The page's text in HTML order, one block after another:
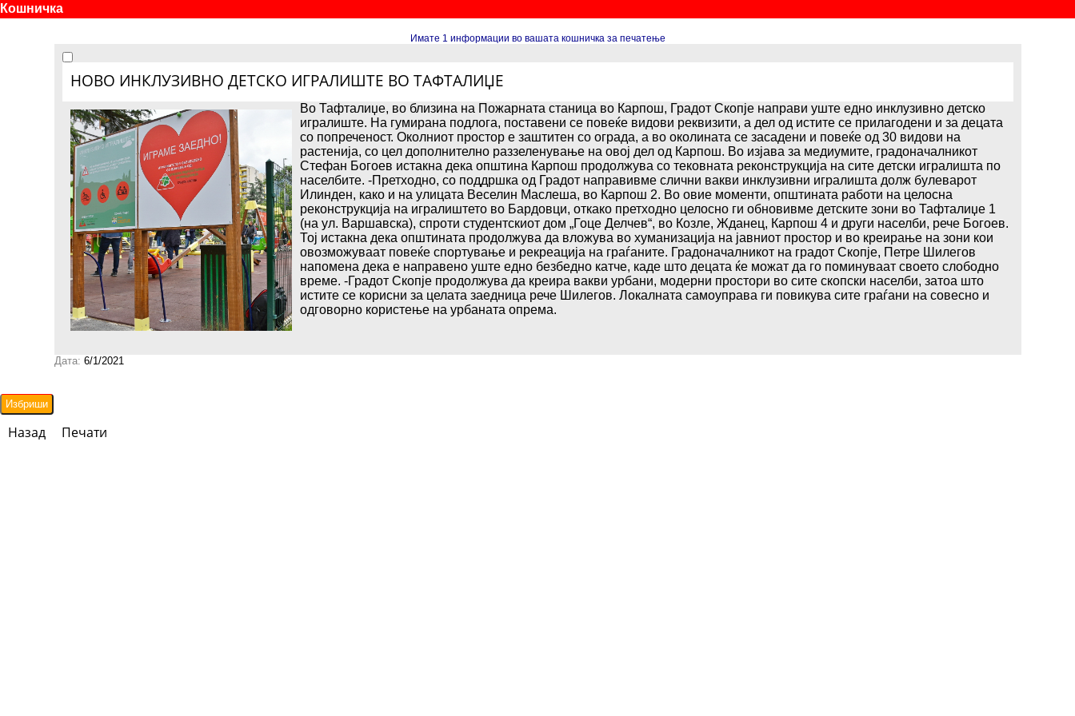
Кошничка
Имате 1 информации во вашата кошничка за печатење
НОВО ИНКЛУЗИВНО ДЕТСКО ИГРАЛИШТЕ ВО ТАФТАЛИЏЕ
Во Тафталиџе, во близина на Пожарната станица во Карпош, Градот Скопје направи уште едно инклузивно детско
игралиште. На гумирана подлога, поставени се повеќе видови реквизити, а дел од истите се прилагодени и за децата
со попреченост. Околниот простор е заштитен со ограда, а во околината се засадени и повеќе од 30 видови на
растенија, со цел дополнително раззеленување на овој дел од Карпош. Во изјава за медиумите, градоначалникот
Стефан Богоев истакна дека општина Карпош продолжува со тековната реконструкција на сите детски игралишта по
населбите. -Претходно, со поддршка од Градот направивме слични вакви инклузивни игралишта долж булеварот
Илинден, како и на улицата Веселин Маслеша, во Карпош 2. Во овие моменти, општината работи на целосна
реконструкција на игралиштето во Бардовци, откако претходно целосно ги обновивме детските зони во Тафталиџе 1
(на ул. Варшавска), спроти студентскиот дом „Гоце Делчев“, во Козле, Жданец, Карпош 4 и други населби, рече Богоев.
Тој истакна дека општината продолжува да вложува во хуманизација на јавниот простор и во креирање на зони кои
овозможуваат повеќе спортување и рекреација на граѓаните. Градоначалникот на градот Скопје, Петре Шилегов
напомена дека е направено уште едно безбедно катче, каде што децата ќе можат да го поминуваат своето слободно
време. -Градот Скопје продолжува да креира вакви урбани, модерни простори во сите скопски населби, затоа што
истите се корисни за целата заедница рече Шилегов. Локалната самоуправа ги повикува сите граѓани на совесно и
одговорно користење на урбаната опрема.
Дата: 6/1/2021
Назад Печати